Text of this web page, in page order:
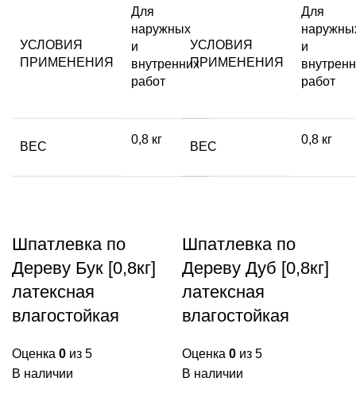
УСЛОВИЯ
ПРИМЕНЕНИЯ
Для
наружных
и
внутренних
работ
ВЕС
0,8 кг
УСЛОВИЯ
ПРИМЕНЕНИЯ
Для
и
работ
ВЕС
0,8 кг
Шпатлевка по
Дереву Бук [0,8кг]
латексная
влагостойкая
Оценка 0 из 5
В наличии
Шпатлевка по
Дереву Дуб [0,8кг]
латексная
влагостойкая
Оценка 0 из 5
В наличии